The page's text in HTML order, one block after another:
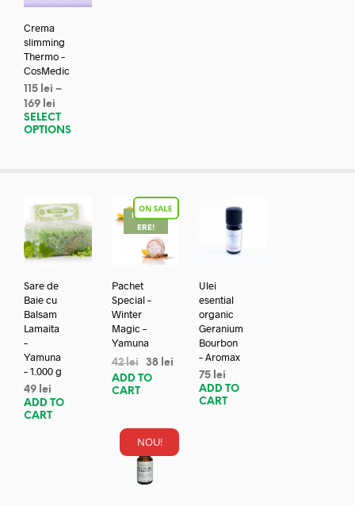
Crema
slimming
Thermo –
CosMedic
115 lei –
169 lei
SELECT
OPTIONS
Sare de
Baie cu
Balsam
Lamaita
–
Yamuna
– 1.000 g
49 lei
ADD TO
CART
REDUC
ERE!
Pachet
Special –
Winter
Magic –
Yamuna
42lei 38 lei
ADD TO
CART
Ulei
esential
organic
Geranium
Bourbon
– Aromax
75 lei
ADD TO
CART
NOU!